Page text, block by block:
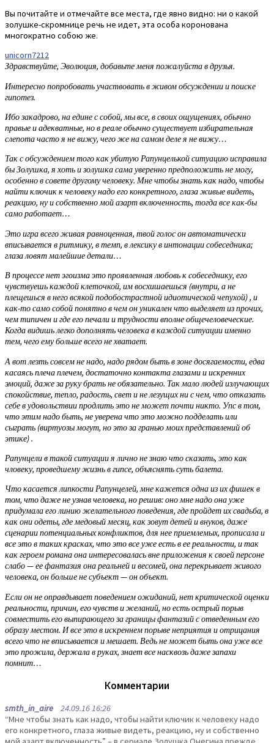
Вы почитайте и отмечайте все места, где явно видно: ни о какой
золушке-скромнице речь не идет, эта особа коронована
многократно собою же.
unicorn7212
Здравствуйте, Эволюция, добавьте меня пожалуйста в друзья.
Интересно попробовать участвовать в живом обсуждении и поиске
гипотез.
Ибо закадрово, на едине с собой, мы все, в своих ощущениях, обычно
правые и адекватные, но в реале обычно существует избирательная
слепота часто я не вижу, чего же на самом деле я не вижу…
Так с обсуждением того как убитую Рапунцелькой ситуацию исправила
бы Золушка, я хоть и золушка сама уверенно предположить не могу,
особенно в совете другому человеку. Мне чтобы знать как надо, чтобы
найти ключик к человеку надо его конкретного, глаза живые видеть,
реакцию, ну и собственно мой азарт включенность, тогда все как-бы
само работает…
Это игра всего живая равноценная, твой голос он автоматически
вписывается в ритмику, в темп, в лексику в интонации собеседника;
глаза ловят малейшие детали…
В процессе нет эгоизма это проявленная любовь к собеседнику, его
чувствуешь каждой клеточкой, им восхишаешься (внутри, а не
плещешься в него всякой подобострастной идиотической чепухой) , и
как-то само собой понятно в чем он уникален что выделяет из прочих,
чем типичен и где его печали и трудности вполне общечеловеческие.
Когда видишь легко дополнять человека в каждой ситуации именно
тем, чего ему больше всего не хватает.
А вот лезть совсем не надо, надо рядом быть в зоне досягаемости, едва
касаясь плеча плечем, достаточно контакта глазами и искренних
эмоций, даже за руку брать не обязательно. Так мало людей излучающих
спокойствие, тепло, радость, свет и не лезущих ни с чем, что отказать
себе в удовольствии продлить это не может почти никто. Упс в том,
что этим надо быть, не уверена что это можно подделать или
сыграть (виртуозы могут, но это за гранью моих представлений об
этике) .
Рапунцели в такой ситуации я лично не знаю что сказать, это как
чловеку, проведшему жизнь в гипсе, объяснять суть балета.
Что касается липкости Рапунцелей, мне кажется одна из их фишек в
том, что даже не узнав человека, но решив: оно мне надо она уже
придумала его линию желательного поведения, где пройдет их свадьба, в
как они одеты, где медовый месяц, как зовут детей и внуков, даже
сценарии потенциальных конфликтов, для нее приемлемых, прописала и
все это в таких красках, что это все уже есть в ее реальности, и так
как героем романа она интересовалась вне приложения к своей персоне
слабо — ее фантазия она реальней и весомей, она перекрывает живого
человека, он больше не субъект — он объект.
Если он не оправдывает поведением ожиданий, нет критической оценки
реальности, причин, его чувств и желаний, но есть острый порыв
совместить его выпирающего за границы фантазий с отведенным его
образу местом. И все это в искреннем порыве неприятия и отрицания
всего что не вписывается и мешает. Ведь не может быть она уже все
это прожила, держала в руках, знает все насквозь даже запахи
помнит…
Комментарии
smth_in_aire 24.09.16 16:26
“Мне чтобы знать как надо, чтобы найти ключик к человеку надо
его конкретного, глаза живые видеть, реакцию, ну и собственно